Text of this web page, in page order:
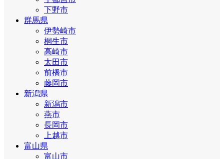
下野市
群馬県
伊勢崎市
桐生市
高崎市
太田市
前橋市
藤岡市
新潟県
新潟市
燕市
長岡市
上越市
富山県
富山市